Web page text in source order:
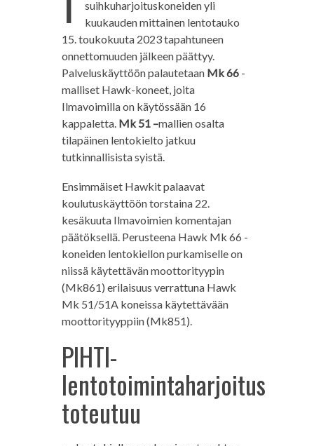
suihkuharjoituskoneiden yli
kuukauden mittainen lentotauko
15. toukokuuta 2023 tapahtuneen
onnettomuuden jälkeen päättyy.
Palveluskäyttöön palautetaan Mk 66-
malliset Hawk-koneet, joita
Ilmavoimilla on käytössään 16
kappaletta. Mk 51 –mallien osalta
tilapäinen lentokielto jatkuu
tutkinnallisista syistä.
Ensimmäiset Hawkit palaavat
koulutuskäyttöön torstaina 22.
kesäkuuta Ilmavoimien komentajan
päätöksellä. Perusteena Hawk Mk 66 -
koneiden lentokiellon purkamiselle on
niissä käytettävän moottorityypin
(Mk861) erilaisuus verrattuna Hawk
Mk 51/51A koneissa käytettävään
moottorityyppiin (Mk851).
PIHTI-
lentotoimintaharjoitus
toteutuu